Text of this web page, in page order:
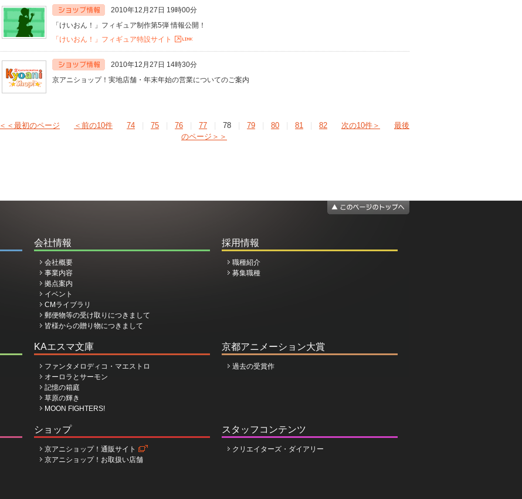
2010年12月27日 19時00分
「けいおん！」フィギュア制作第5弾 情報公開！
「けいおん！」フィギュア特設サイト
2010年12月27日 14時30分
京アニショップ！実地店舗・年末年始の営業についてのご案内
＜＜最初のページ ＜前の10件 74 75 76 77 78 79 80 81 82 次の10件＞
最後
のページ＞＞
会社情報
会社概要
事業内容
拠点案内
イベント
CMライブラリ
郵便物等の受け取りにつきまして
皆様からの贈り物につきまして
採用情報
職種紹介
募集職種
KAエスマ文庫
ファンタメロディコ・マエストロ
オーロラとサーモン
記憶の箱庭
草原の輝き
MOON FIGHTERS!
京都アニメーション大賞
過去の受賞作
ショップ
京アニショップ！通販サイト
京アニショップ！お取扱い店舗
スタッフコンテンツ
クリエイターズ・ダイアリー